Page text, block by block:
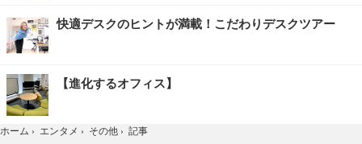
快適デスクのヒントが満載！こだわりデスクツアー
【進化するオフィス】
ホーム › エンタメ › その他 › 記事